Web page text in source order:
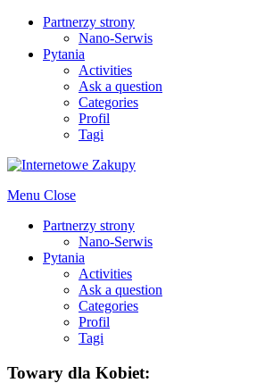
Partnerzy strony
Nano-Serwis
Pytania
Activities
Ask a question
Categories
Profil
Tagi
Menu Close
Partnerzy strony
Nano-Serwis
Pytania
Activities
Ask a question
Categories
Profil
Tagi
Towary dla Kobiet: